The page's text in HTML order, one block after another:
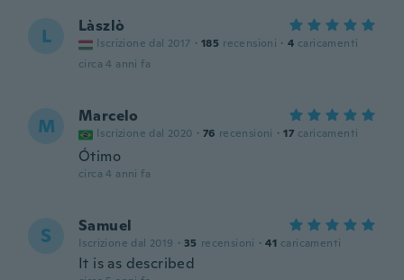
L Làszlò
Iscrizione dal 2017 · 185 recensioni · 4 caricamenti
circa 4 anni fa
M Marcelo
Iscrizione dal 2020 · 76 recensioni · 17 caricamenti
Ótimo
circa 4 anni fa
S Samuel
Iscrizione dal 2019 · 35 recensioni · 41 caricamenti
It is as described